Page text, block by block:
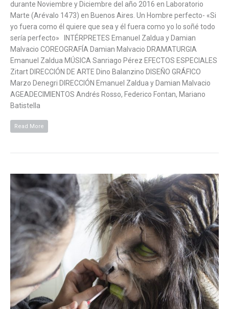
durante Noviembre y Diciembre del año 2016 en Laboratorio
Marte (Arévalo 1473) en Buenos Aires. Un Hombre perfecto- «Si
yo fuera como él quiere que sea y él fuera como yo lo soñé todo
sería perfecto» INTÉRPRETES Emanuel Zaldua y Damian
Malvacio COREOGRAFÍA Damian Malvacio DRAMATURGIA
Emanuel Zaldua MÚSICA Sanriago Pérez EFECTOS ESPECIALES
Zitart DIRECCIÓN DE ARTE Dino Balanzino DISEÑO GRÁFICO
Marzo Denegri DIRECCIÓN Emanuel Zaldua y Damian Malvacio
AGEADECIMIENTOS Andrés Rosso, Federico Fontan, Mariano
Batistella
Read More